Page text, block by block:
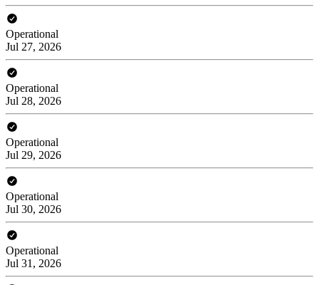
Operational
Jul 27, 2026
Operational
Jul 28, 2026
Operational
Jul 29, 2026
Operational
Jul 30, 2026
Operational
Jul 31, 2026